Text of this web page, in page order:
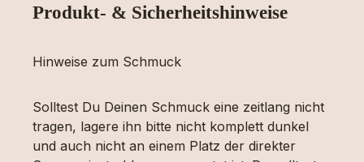
Produkt- & Sicherheitshinweise
Hinweise zum Schmuck
Solltest Du Deinen Schmuck eine zeitlang nicht
tragen, lagere ihn bitte nicht komplett dunkel
und auch nicht an einem Platz der direkter